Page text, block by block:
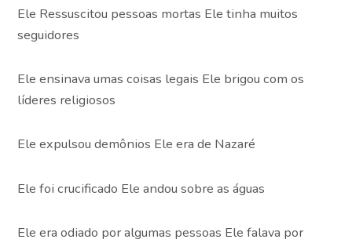
Ele Ressuscitou pessoas mortas Ele tinha muitos
seguidores
Ele ensinava umas coisas legais Ele brigou com os
líderes religiosos
Ele expulsou demônios Ele era de Nazaré
Ele foi crucificado Ele andou sobre as águas
Ele era odiado por algumas pessoas Ele falava por